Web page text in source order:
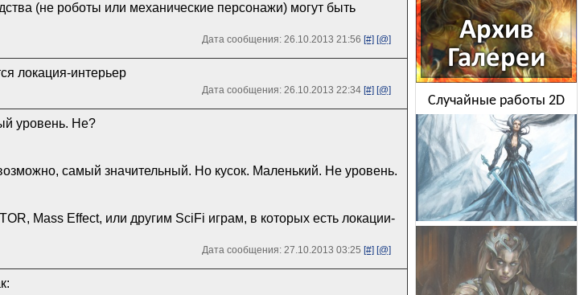
(не роботы или механические персонажи) могут быть
Дата сообщения: 26.10.2013 21:56 [#] [@]
локация-интерьер
Дата сообщения: 26.10.2013 22:34 [#] [@]
уровень. Не?
самый значительный. Но кусок. Маленький. Не уровень.
Mass Effect, или другим SciFi играм, в которых есть локации-
Дата сообщения: 27.10.2013 03:25 [#] [@]
Случайные работы 2D